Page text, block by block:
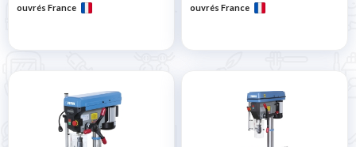
ouvrés France
ouvrés France